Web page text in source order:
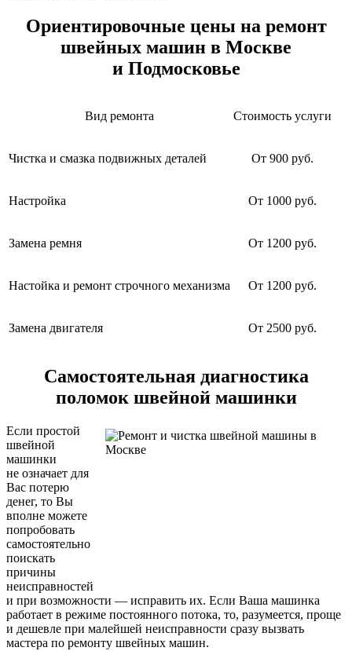
Ориентировочные цены на ремонт
швейных машин в Москве
и Подмосковье
Вид ремонта Стоимость услуги
Чистка и смазка подвижных деталей От 900 руб.
Настройка От 1000 руб.
Замена ремня От 1200 руб.
Настойка и ремонт строчного механизма От 1200 руб.
Замена двигателя От 2500 руб.
Самостоятельная диагностика
поломок швейной машинки
Если простой
швейной
машинки
не означает для
Вас потерю
денег, то Вы
вполне можете
попробовать
самостоятельно
поискать
причины
неисправностей
и при возможности — исправить их. Если Ваша машинка
работает в режиме постоянного потока, то, разумеется, проще
и дешевле при малейшей неисправности сразу вызвать
мастера по ремонту швейных машин.